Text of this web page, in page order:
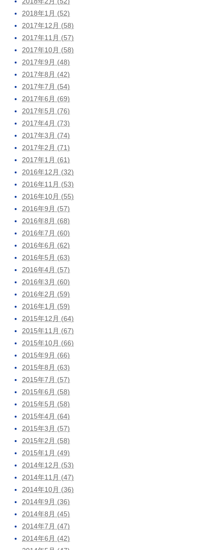
2018年1月 (52)
2017年12月 (58)
2017年11月 (57)
2017年10月 (58)
2017年9月 (48)
2017年8月 (42)
2017年7月 (54)
2017年6月 (69)
2017年5月 (76)
2017年4月 (73)
2017年3月 (74)
2017年2月 (71)
2017年1月 (61)
2016年12月 (32)
2016年11月 (53)
2016年10月 (55)
2016年9月 (57)
2016年8月 (68)
2016年7月 (60)
2016年6月 (62)
2016年5月 (63)
2016年4月 (57)
2016年3月 (60)
2016年2月 (59)
2016年1月 (59)
2015年12月 (64)
2015年11月 (67)
2015年10月 (66)
2015年9月 (66)
2015年8月 (63)
2015年7月 (57)
2015年6月 (58)
2015年5月 (58)
2015年4月 (64)
2015年3月 (57)
2015年2月 (58)
2015年1月 (49)
2014年12月 (53)
2014年11月 (47)
2014年10月 (36)
2014年9月 (36)
2014年8月 (45)
2014年7月 (47)
2014年6月 (42)